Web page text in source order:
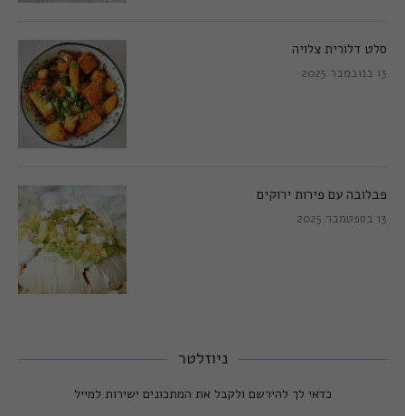
סלט דלורית צלויה
13 בנובמבר 2025
פבלובה עם פירות ירוקים
13 בספטמבר 2025
ניוזלטר
כדאי לך להירשם ולקבל את המתכונים ישירות למייל